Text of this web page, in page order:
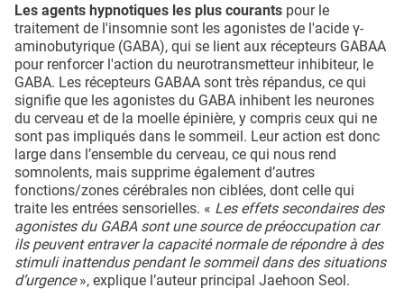
Les agents hypnotiques les plus courants pour le
traitement de l'insomnie sont les agonistes de l'acide γ-
aminobutyrique (GABA), qui se lient aux récepteurs GABAA
pour renforcer l'action du neurotransmetteur inhibiteur, le
GABA. Les récepteurs GABAA sont très répandus, ce qui
signifie que les agonistes du GABA inhibent les neurones
du cerveau et de la moelle épinière, y compris ceux qui ne
sont pas impliqués dans le sommeil. Leur action est donc
large dans l’ensemble du cerveau, ce qui nous rend
somnolents, mais supprime également d’autres
fonctions/zones cérébrales non ciblées, dont celle qui
traite les entrées sensorielles. « Les effets secondaires des
agonistes du GABA sont une source de préoccupation car
ils peuvent entraver la capacité normale de répondre à des
stimuli inattendus pendant le sommeil dans des situations
d’urgence», explique l’auteur principal Jaehoon Seol.